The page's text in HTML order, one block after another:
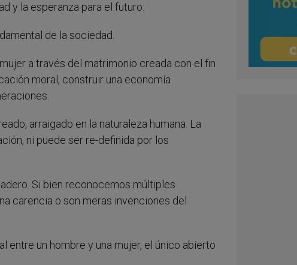
y la esperanza para el futuro:
de la sociedad.
a través del matrimonio creada con el fin
moral, construir una economía
arraigado en la naturaleza humana. La
ni puede ser re-definida por los
Si bien reconocemos múltiples
carencia o son meras invenciones del
entre un hombre y una mujer, el único abierto